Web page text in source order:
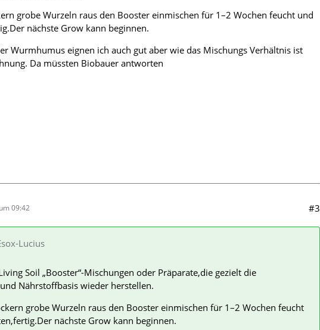
grobe Wurzeln raus den Booster einmischen für 1–2 Wochen feucht und
nächste Grow kann beginnen.
Wurmhumus eignen ich auch gut aber wie das Mischungs Verhältnis ist
Da müssten Biobauer antworten
09:42 #3
Lucius
Soil „Booster“-Mischungen oder Präparate,die gezielt die
Nährstoffbasis wieder herstellen.
grobe Wurzeln raus den Booster einmischen für 1–2 Wochen feucht
nächste Grow kann beginnen.